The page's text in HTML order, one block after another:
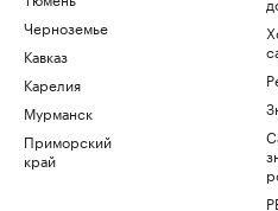
Черноземье
Кавказ
Карелия
Мурманск
Приморский
край